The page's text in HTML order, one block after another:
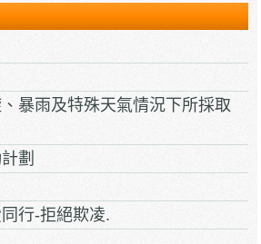
暴雨及特殊天氣情況下所採取
劃
行-拒絕欺凌.